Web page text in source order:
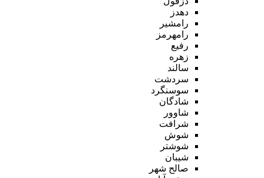
دهدز
رامشیر
رامهرمز
رفیع
زهره
سالند
سردشت
سوسنگرد
شادگان
شاوور
شرافت
شوش
شوشتر
شیبان
صالح شهر